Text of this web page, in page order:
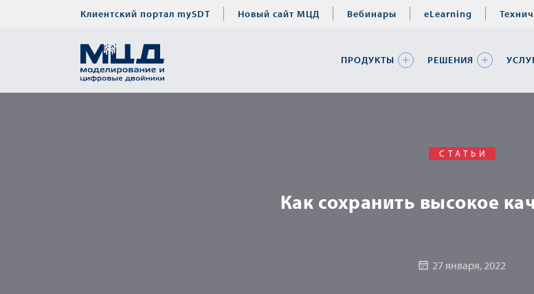
Клиентский портал mySDT Новый сайт МЦД Вебинары eLearning
ПРОДУКТЫ РЕШЕНИЯ
СТАТЬИ
Как сохранить высокое
27 января, 2022